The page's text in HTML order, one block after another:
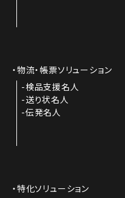
物流・帳票ソリューション
検品支援名人
送り状名人
伝発名人
特化ソリューション